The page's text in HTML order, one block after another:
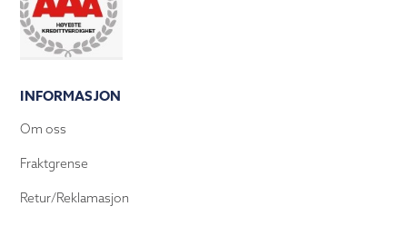
INFORMASJON
Om oss
Fraktgrense
Retur/Reklamasjon